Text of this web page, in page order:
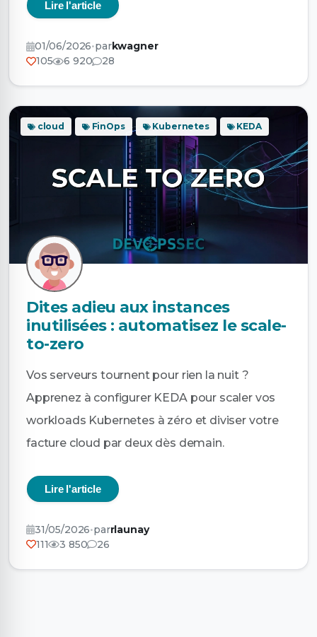
Lire l'article
01/06/2026•parkwagner
105
6 920 28
cloud FinOps Kubernetes KEDA
Dites adieu aux instances
inutilisées : automatisez le scale-
to-zero
Vos serveurs tournent pour rien la nuit ?
Apprenez à configurer KEDA pour scaler vos
workloads Kubernetes à zéro et diviser votre
facture cloud par deux dès demain.
Lire l'article
31/05/2026•parrlaunay
111
3 850 26